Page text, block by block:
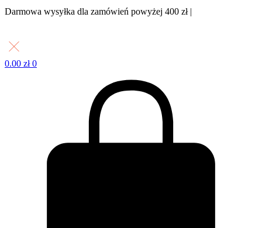
Darmowa wysyłka dla zamówień powyżej 400 zł |
0.00 zł 0